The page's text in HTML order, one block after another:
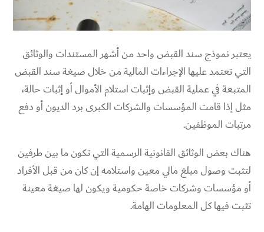
يعتبر نموذج سند القبضواحد من أشهر المستندات والوثائق
التي تعتمد عليها الإجراءات المالية من خلالصيغة سند القبض
المتبعةفي عملية القبض وإثبات استلام الأموال أو إثبات حالة،
مثل إذا قامت المؤسسات والشركات الكبرى برد الديون أو دفع
مرتبات الموظفين.
هناك بعض الوثائق القانونية الرسمية التي تكون ما بين طرفين
لتثبت وصول مبلغ مالي معين واستلامه إن كان من قبل الأفراد
أو مؤسسات وشركات خاصة حكومية ويكون لها صيغة معينة
تثبت فيها كل المعلومات الهامة.